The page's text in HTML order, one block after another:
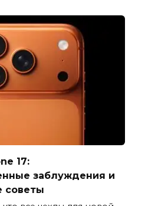
17:
заблуждения и
советы